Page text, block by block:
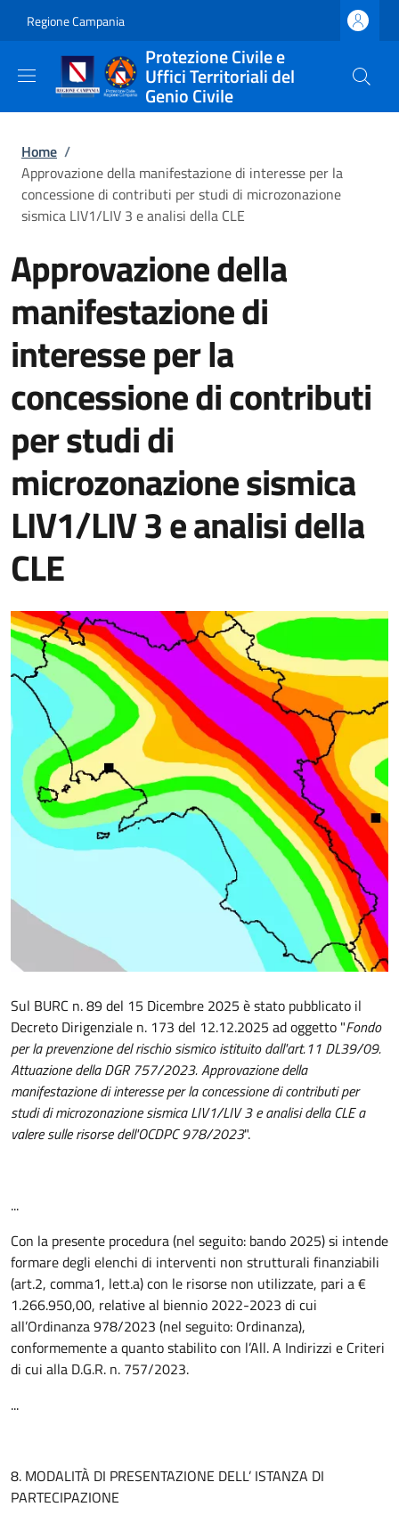
Regione Campania
Protezione Civile e
Uffici Territoriali del
Genio Civile
Briciole di pane
Home /
Approvazione della manifestazione di interesse per la
concessione di contributi per studi di microzonazione
sismica LIV1/LIV 3 e analisi della CLE
Approvazione della
manifestazione di
interesse per la
concessione di contributi
per studi di
microzonazione sismica
LIV1/LIV 3 e analisi della
CLE
Sul BURC n. 89 del 15 Dicembre 2025 è stato pubblicato il
Decreto Dirigenziale n. 173 del 12.12.2025 ad oggetto "Fondo
per la prevenzione del rischio sismico istituito dall'art.11 DL39/09.
Attuazione della DGR 757/2023. Approvazione della
manifestazione di interesse per la concessione di contributi per
studi di microzonazione sismica LIV1/LIV 3 e analisi della CLE a
valere sulle risorse dell'OCDPC 978/2023".
...
Con la presente procedura (nel seguito: bando 2025) si intende
formare degli elenchi di interventi non strutturali finanziabili
(art.2, comma1, lett.a) con le risorse non utilizzate, pari a €
1.266.950,00, relative al biennio 2022-2023 di cui
all’Ordinanza 978/2023 (nel seguito: Ordinanza),
conformemente a quanto stabilito con l’All. A Indirizzi e Criteri
di cui alla D.G.R. n. 757/2023.
...
8. MODALITÀ DI PRESENTAZIONE DELL’ ISTANZA DI
PARTECIPAZIONE